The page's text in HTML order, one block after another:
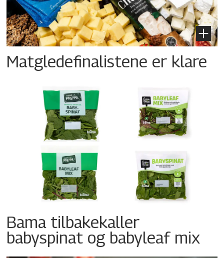
Matgledefinalistene er klare
Bama tilbakekaller
babyspinat og babyleaf mix